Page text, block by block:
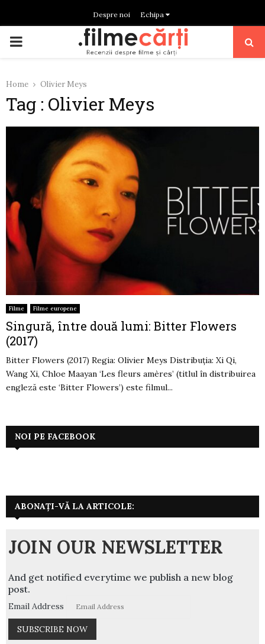
Despre noi Echipa
PRIMARY
Home Olivier Meys
Tag : Olivier Meys
Filme Filme europene
Singură, între două lumi: Bitter Flowers
(2017)
Bitter Flowers (2017) Regia: Olivier Meys Distribuția: Xi Qi,
Wang Xi, Chloe Maayan ‘Les fleurs amères’ (titlul în distribuirea
engleză este ‘Bitter Flowers’) este filmul...
NOI PE FACEBOOK
ABONAȚI-VĂ LA ARTICOLE:
JOIN OUR NEWSLETTER
And get notified everytime we publish a new blog
post.
Email Address